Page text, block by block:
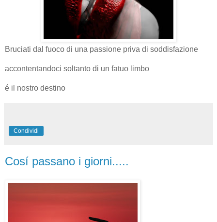
Bruciati dal fuoco di una passione priva di soddisfazione
accontentandoci soltanto di un fatuo limbo
é il nostro destino
Condividi
Cosí passano i giorni.....